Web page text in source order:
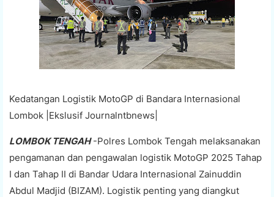
Kedatangan Logistik MotoGP di Bandara Internasional
Lombok |Ekslusif Journalntbnews|
LOMBOK TENGAH-Polres Lombok Tengah melaksanakan
pengamanan dan pengawalan logistik MotoGP 2025 Tahap
I dan Tahap II di Bandar Udara Internasional Zainuddin
Abdul Madjid (BIZAM). Logistik penting yang diangkut